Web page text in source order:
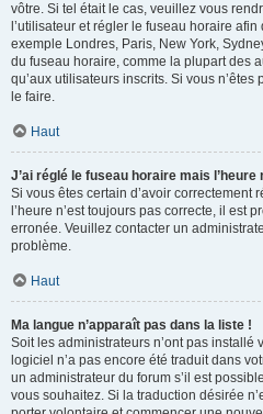
vôtre. Si tel était le cas, veuillez vous
l’utilisateur et régler le fuseau horaire
exemple Londres, Paris, New York,
du fuseau horaire, comme la plupart des
qu’aux utilisateurs inscrits. Si vous n’êtes
le faire.
Haut
J’ai réglé le fuseau horaire mais
Si vous êtes certain d’avoir correctement
l’heure n’est toujours pas correcte, il est
erronée. Veuillez contacter un
problème.
Haut
Ma langue n’apparaît pas dans la liste !
Soit les administrateurs n’ont pas installé
logiciel n’a pas encore été traduit dans
un administrateur du forum s’il est
vous souhaitez. Si la traduction désirée